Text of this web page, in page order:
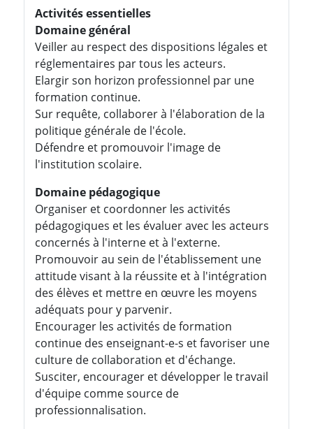
Activités essentielles
Domaine général
Veiller au respect des dispositions légales et
réglementaires par tous les acteurs.
Elargir son horizon professionnel par une
formation continue.
Sur requête, collaborer à l'élaboration de la
politique générale de l'école.
Défendre et promouvoir l'image de
l'institution scolaire.
Domaine pédagogique
Organiser et coordonner les activités
pédagogiques et les évaluer avec les acteurs
concernés à l'interne et à l'externe.
Promouvoir au sein de l'établissement une
attitude visant à la réussite et à l'intégration
des élèves et mettre en œuvre les moyens
adéquats pour y parvenir.
Encourager les activités de formation
continue des enseignant-e-s et favoriser une
culture de collaboration et d'échange.
Susciter, encourager et développer le travail
d'équipe comme source de
professionnalisation.